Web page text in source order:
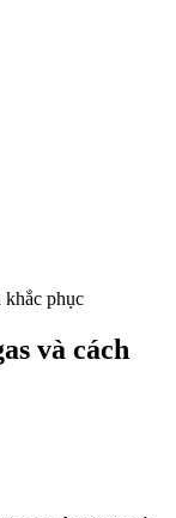
khắc phục
và cách